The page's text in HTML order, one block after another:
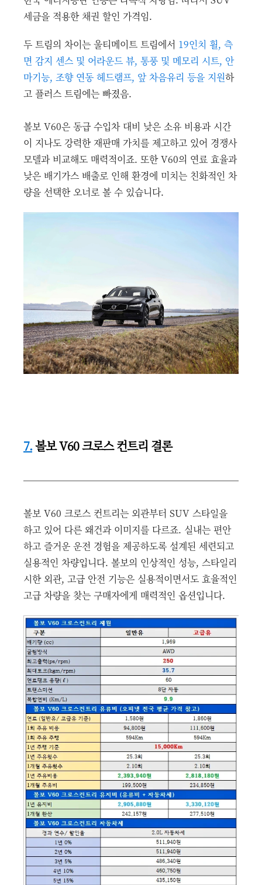
세금을 적용한 채권 할인 가격임.
두 트림의 차이는 울티메이트 트림에서 19인치 휠, 측
면 감지 센스 및 어라운드 뷰, 통풍 및 메모리 시트, 안
마기능, 조향 연동 헤드램프, 앞 차음유리 등을 지원하
고 플러스 트림에는 빠졌음.
볼보 V60은 동급 수입차 대비 낮은 소유 비용과 시간
이 지나도 강력한 재판매 가치를 제고하고 있어 경쟁사
모델과 비교해도 매력적이죠. 또한 V60의 연료 효율과
낮은 배기가스 배출로 인해 환경에 미치는 친화적인 차
량을 선택한 오너로 볼 수 있습니다.
7.볼보 V60 크로스 컨트리 결론
볼보 V60 크로스 컨트리는 외관부터 SUV 스타일을
하고 있어 다른 왜건과 이미지를 다르죠. 실내는 편안
하고 즐거운 운전 경험을 제공하도록 설계된 세련되고
실용적인 차량입니다. 볼보의 인상적인 성능, 스타일리
시한 외관, 고급 안전 기능은 실용적이면서도 효율적인
고급 차량을 찾는 구매자에게 매력적인 옵션입니다.